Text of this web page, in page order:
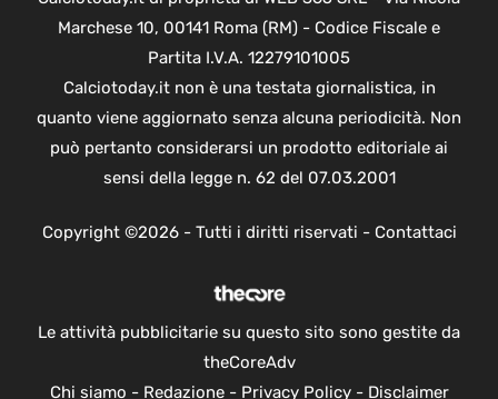
Marchese 10, 00141 Roma (RM) - Codice Fiscale e
Partita I.V.A. 12279101005
Calciotoday.it non è una testata giornalistica, in
quanto viene aggiornato senza alcuna periodicità. Non
può pertanto considerarsi un prodotto editoriale ai
sensi della legge n. 62 del 07.03.2001
Copyright ©2026 - Tutti i diritti riservati - Contattaci
Le attività pubblicitarie su questo sito sono gestite da
theCoreAdv
Chi siamo - Redazione- Privacy Policy- Disclaimer